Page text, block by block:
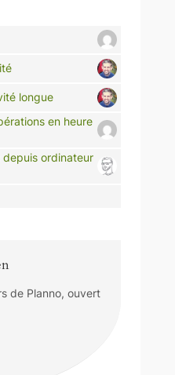
longue
en heure
depuis ordinateur
de Planno, ouvert